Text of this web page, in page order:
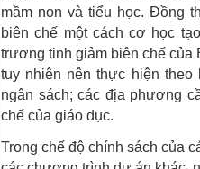
mầm non và tiểu học. Đồng
biên chế một cách cơ học
trương tinh giảm biên chế của
tuy nhiên nên thực hiện
ngân sách; các địa phương
chế của giáo dục.
Trong chế độ chính sách của